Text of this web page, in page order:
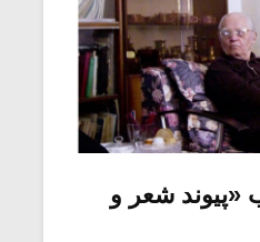
«پیوند شعر و